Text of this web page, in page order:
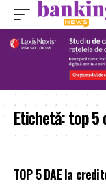
Etichetă:top 5
TOP 5 DAE la